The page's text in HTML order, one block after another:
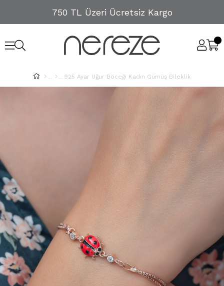
750 TL Üzeri Ücretsiz Kargo
925 Ayar Uğur Böceği Kadın Gümüş Bileklik